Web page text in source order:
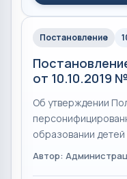
Постановление
от 10.10.2019
Об утверждении
образовании
Автор: